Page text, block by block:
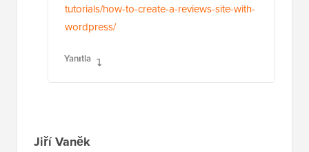
tutorials/how-to-create-a-reviews-site-with-
wordpress/
Yanıtla
Jiří Vaněk